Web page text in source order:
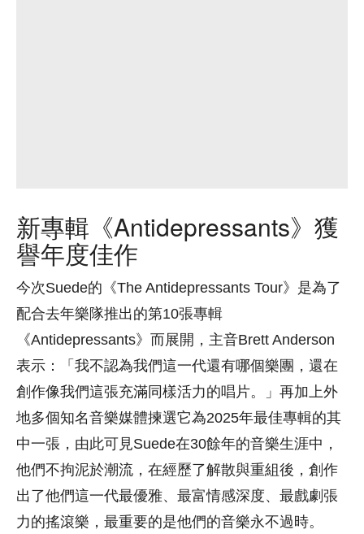
新專輯《Antidepressants》獲
譽年度佳作
今次Suede的《The Antidepressants Tour》是為了
配合去年樂隊推出的第10張專輯
《Antidepressants》而展開，主音Brett Anderson
表示：「我不認為我們這一代還有哪個樂團，還在
創作像我們這張充滿同樣活力的唱片。」再加上外
地多個知名音樂媒體揀選它為2025年最佳專輯的其
中一張，由此可見Suede在30餘年的音樂生涯中，
他們不拘泥於潮流，在經歷了解散與重組後，創作
出了他們這一代最優雅、最富情感深度、最戲劇張
力的搖滾樂，最重要的是他們的音樂永不過時。